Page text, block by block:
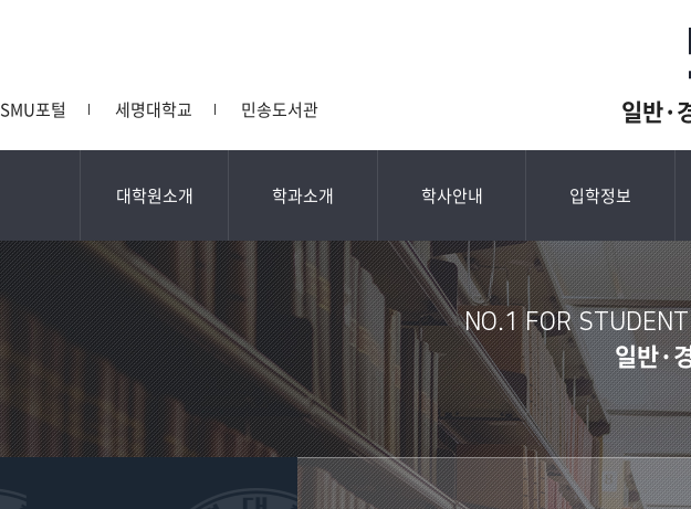
일반·
SMU포털 세명대학교 민송도서관
대학원소개 학과소개 학사안내 입학정보
NO.1 FOR
일반·